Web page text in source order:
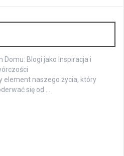
Domu: Blogi jako Inspiracja i
element naszego życia, który
się od …